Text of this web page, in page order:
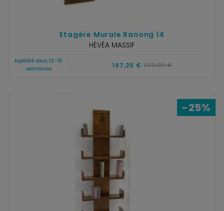
Etagère Murale Ranong 14
HÉVÉA MASSIF
Expédié sous 12-16
semaines
167,25 € 223,00 €
-25%